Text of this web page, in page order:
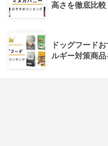
高さを徹底比較
ドッグフード
ルギー対策商品